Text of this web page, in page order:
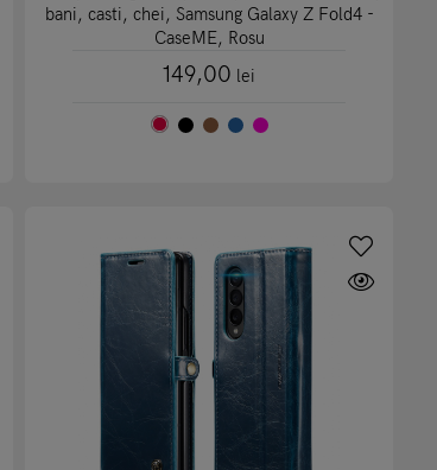
bani, casti, chei, Samsung Galaxy Z Fold4 -
CaseME, Rosu
149,00 lei